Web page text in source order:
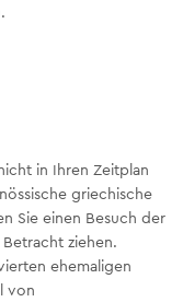
in Ihren Zeitplan
griechische
Sie einen Besuch der
ziehen.
ehemaligen
von